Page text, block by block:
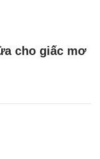
cho giấc mơ